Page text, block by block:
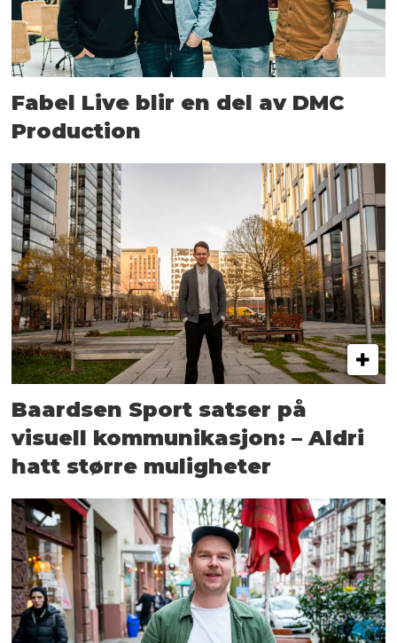
Fabel Live blir en del av DMC
Production
Baardsen Sport satser på
visuell kommunikasjon: – Aldri
hatt større muligheter